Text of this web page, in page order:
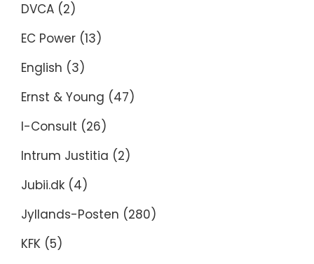
DVCA (2)
EC Power (13)
English (3)
Ernst & Young (47)
I-Consult (26)
Intrum Justitia (2)
Jubii.dk (4)
Jyllands-Posten (280)
KFK (5)